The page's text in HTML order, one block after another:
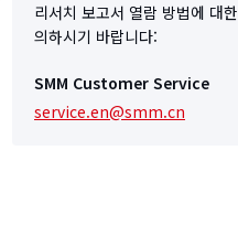
리서치 보고서 열람 방법에 대
의하시기 바랍니다:
SMM Customer Service
service.en@smm.cn